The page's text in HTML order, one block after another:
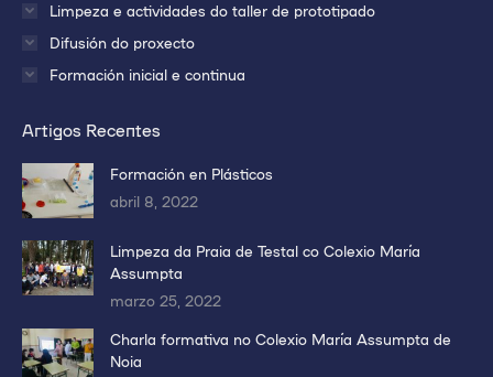
Limpeza e actividades do taller de prototipado
Difusión do proxecto
Formación inicial e continua
Artigos Recentes
Formación en Plásticos
abril 8, 2022
Limpeza da Praia de Testal co Colexio María
Assumpta
marzo 25, 2022
Charla formativa no Colexio María Assumpta de
Noia